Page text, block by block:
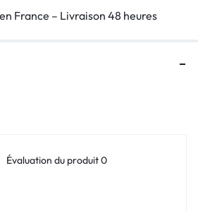
France – Livraison 48 heures
Évaluation du produit 0